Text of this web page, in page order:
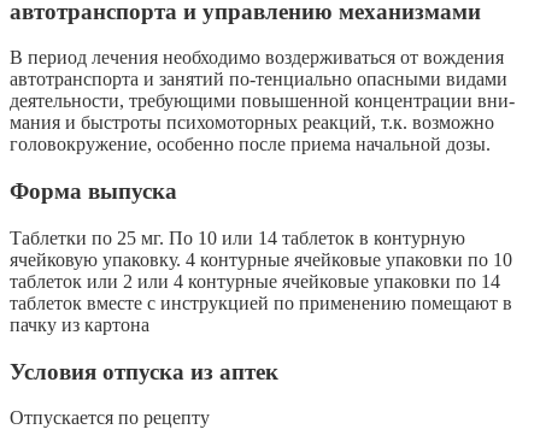
автотранспорта и управлению механизмами
В период лечения необходимо воздерживаться от вождения
автотранспорта и занятий по-тенциально опасными видами
деятельности, требующими повышенной концентрации вни-
мания и быстроты психомоторных реакций, т.к. возможно
головокружение, особенно после приема начальной дозы.
Форма выпуска
Таблетки по 25 мг. По 10 или 14 таблеток в контурную
ячейковую упаковку. 4 контурные ячейковые упаковки по 10
таблеток или 2 или 4 контурные ячейковые упаковки по 14
таблеток вместе с инструкцией по применению помещают в
пачку из картона
Условия отпуска из аптек
Отпускается по рецепту